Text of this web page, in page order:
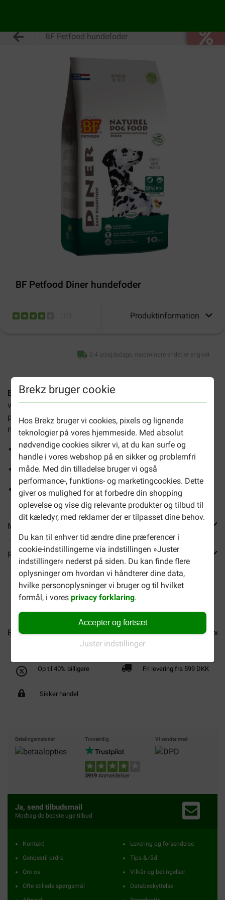
Brekz bruger cookie
Hos Brekz bruger vi cookies, pixels og lignende
teknologier på vores hjemmeside. Med absolut
nødvendige cookies sikrer vi, at du kan surfe og
handle i vores webshop på en sikker og problemfri
måde. Med din tilladelse bruger vi også
performance-, funktions- og marketingcookies. Dette
giver os mulighed for at forbedre din shopping
oplevelse og vise dig relevante produkter og tilbud til
dit kæledyr, med reklamer der er tilpasset dine behov.
Du kan til enhver tid ændre dine præferencer i
cookie-indstillingerne via indstillingen »Juster
indstillinger« nederst på siden. Du kan finde flere
oplysninger om hvordan vi håndterer dine data,
hvilke personoplysninger vi bruger og til hvilket
formål, i voresprivacy forklaring.
Accepter og fortsæt
Juster indstillinger
BF Petfood hundefoder
BF Petfood Diner hundefoder
Produktinformation
2-4 arbejdsdage, medmindre andet er angivet
BF Petfood Diner hundefoderer et naturligt og meget
velsmagende måltid, tilberedt med grøntsager og kød –
perfekt til kræsne hunde. Et komplet og "varmt"
måltidsløsning.
Fremmer en sund fordøjelse
Meget letfordøjeligt
Fri for kunstige aromaer, farve- og smagsstoffer
Mere info
Reviews
BF Petfood Adult hundefoder BF Petfood Senior
Op til 40% billigere Fri levering fra 599 DKK
Sikker handel
Betalingsmetoder Troværdig
3919 Anmeldelser
Vi sender med
Ja, send tilbudsmail
Modtag de bedste uge tilbud
Kontakt
Genbestil ordre
Om os
Ofte stillede spørgsmål
Levering og forsendelse
Tips & råd
Vilkår og betingelser
Databeskyttelse